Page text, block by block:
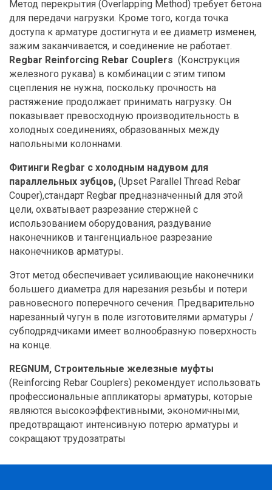
Метод перекрытия (Overlapping Method) требует бетона
для передачи нагрузки. Кроме того, когда точка
доступа к арматуре достигнута и ее диаметр изменен,
зажим заканчивается, и соединение не работает.
Regbar Reinforcing Rebar Couplers (Конструкция
железного рукава) в комбинации с этим типом
сцепления не нужна, поскольку прочность на
растяжение продолжает принимать нагрузку. Он
показывает превосходную производительность в
холодных соединениях, образованных между
напольными колоннами.
Фитинги Regbar с холодным надувом для
параллельных зубцов, (Upset Parallel Thread Rebar
Couper),стандарт Regbar предназначенный для этой
цели, охватывает разрезание стержней с
использованием оборудования, раздувание
наконечников и тангенциальное разрезание
наконечников арматуры.
Этот метод обеспечивает усиливающие наконечники
большего диаметра для нарезания резьбы и потери
равновесного поперечного сечения. Предварительно
нарезанный чугун в поле изготовителями арматуры /
субподрядчиками имеет волнообразную поверхность
на конце.
REGNUM, Строительные железные муфты
(Reinforcing Rebar Couplers) рекомендует использовать
профессиональные аппликаторы арматуры, которые
являются высокоэффективными, экономичными,
предотвращают интенсивную потерю арматуры и
сокращают трудозатраты